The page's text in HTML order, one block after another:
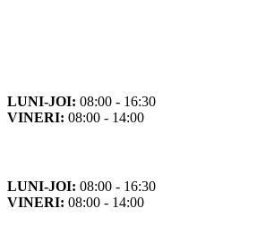
LUNI-JOI: 08:00 - 16:30
VINERI: 08:00 - 14:00
LUNI-JOI: 08:00 - 16:30
VINERI: 08:00 - 14:00